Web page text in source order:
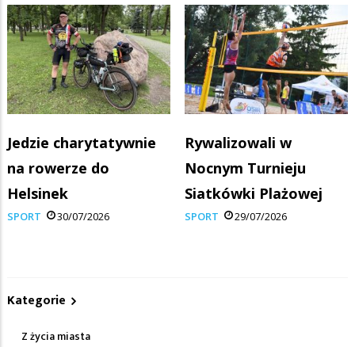
Jedzie charytatywnie
na rowerze do
Helsinek
SPORT 30/07/2026
Rywalizowali w
Nocnym Turnieju
Siatkówki Plażowej
SPORT 29/07/2026
Kategorie
Z życia miasta